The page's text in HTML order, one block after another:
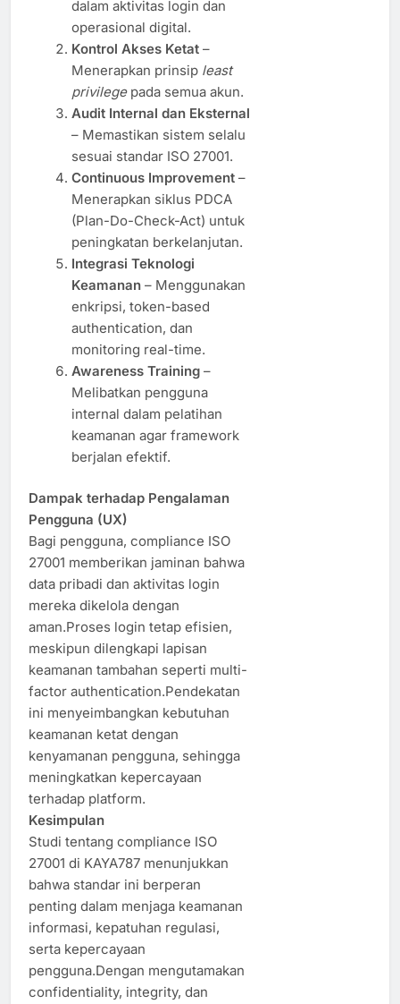
dalam aktivitas login dan
operasional digital.
Kontrol Akses Ketat–
Menerapkan prinsip least
privilegepada semua akun.
Audit Internal dan Eksternal
– Memastikan sistem selalu
sesuai standar ISO 27001.
Continuous Improvement–
Menerapkan siklus PDCA
(Plan-Do-Check-Act) untuk
peningkatan berkelanjutan.
Integrasi Teknologi
Keamanan– Menggunakan
enkripsi, token-based
authentication, dan
monitoring real-time.
Awareness Training–
Melibatkan pengguna
internal dalam pelatihan
keamanan agar framework
berjalan efektif.
Dampak terhadap Pengalaman
Pengguna (UX)
Bagi pengguna, compliance ISO
27001 memberikan jaminan bahwa
data pribadi dan aktivitas login
mereka dikelola dengan
aman.Proses login tetap efisien,
meskipun dilengkapi lapisan
keamanan tambahan seperti multi-
factor authentication.Pendekatan
ini menyeimbangkan kebutuhan
keamanan ketat dengan
kenyamanan pengguna, sehingga
meningkatkan kepercayaan
terhadap platform.
Kesimpulan
Studi tentang compliance ISO
27001 di KAYA787 menunjukkan
bahwa standar ini berperan
penting dalam menjaga keamanan
informasi, kepatuhan regulasi,
serta kepercayaan
pengguna.Dengan mengutamakan
confidentiality, integrity, dan